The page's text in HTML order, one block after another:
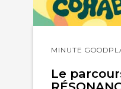
MINUTE
Le
Lire